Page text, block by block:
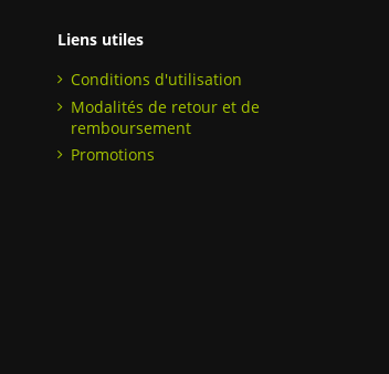
Liens utiles
Conditions d'utilisation
Modalités de retour et de
remboursement
Promotions